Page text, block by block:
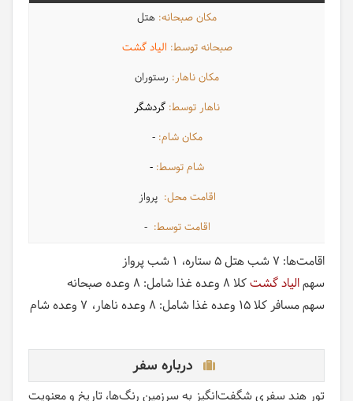
هتل
الیاد گشت
رستوران
گردشگر
-
-
پرواز
-
اقامت‌ها: 7 شب هتل 5 ستاره
1 شب پرواز
سهمالیاد گشتکلا 8 وعده غذا شامل:
8 وعده صبحانه
سهم مسافر کلا 15 وعده غذا شامل:
8 وعده ناهار 7 وعده شام
درباره سفر
تور هند سفری شگفت‌انگیز به سرزمین رنگ‌ها، تاریخ و معنویت